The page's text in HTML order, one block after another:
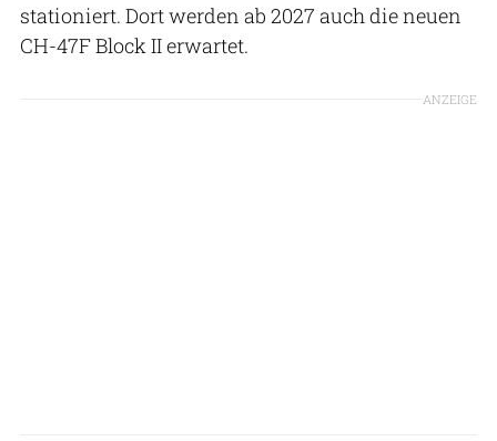
stationiert. Dort werden ab 2027 auch die neuen
CH-47F Block II erwartet.
ANZEIGE